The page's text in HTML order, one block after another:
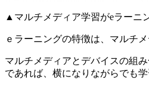
▲マルチメディア学習がeラーニ
ｅラーニングの特徴は、マルチ
マルチメディアとデバイスの組
であれば、横になりながらでも